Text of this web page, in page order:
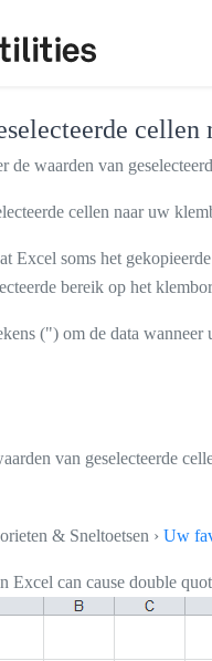
cellen
de waarden van
cellen naar uw
Excel soms het
bereik op het
(") om de data
van geselecteerde
& Sneltoetsen › Uw
Excel can cause double